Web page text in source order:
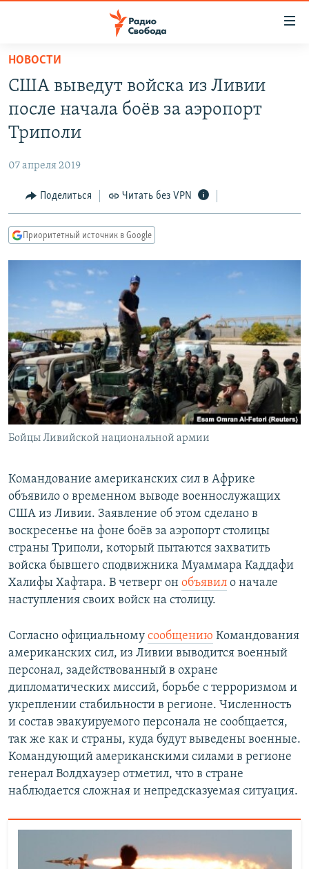
упрощенного
доступа
основному
Вернутся
Вернутся
АВТОРСКИЕ ПРОЕКТЫ
МНЕНИЯ
КУЛЬТУРА
КАВКАЗ.РЕАЛИИ
СЕВЕР.РЕАЛИИ
СИБИРЬ.РЕАЛИИ
РАСПИСАНИЕ ВЕЩАНИЯ
ПОДПИШИТЕСЬ НА РАССЫЛКУ
СОЦИАЛЬНЫЕ СЕТИ
Все сайты РСЕ/РС
НОВОСТИ
США выведут войска из Ливии
после начала боёв за аэропорт
Триполи
07 апреля 2019
Поделиться Читать без VPN
Приоритетный источник в Google
Бойцы Ливийской национальной армии
Командование американских сил в Африке
объявило о временном выводе военнослужащих
США из Ливии. Заявление об этом сделано в
воскресенье на фоне боёв за аэропорт столицы
страны Триполи, который пытаются захватить
войска бывшего сподвижника Муаммара Каддафи
Халифы Хафтара. В четверг он объявил о начале
наступления своих войск на столицу.
Согласно официальному сообщению Командования
американских сил, из Ливии выводится военный
персонал, задействованный в охране
дипломатических миссий, борьбе с терроризмом и
укреплении стабильности в регионе. Численность
и состав эвакуируемого персонала не сообщается,
так же как и страны, куда будут выведены военные.
Командующий американскими силами в регионе
генерал Волдхаузер отметил, что в стране
наблюдается сложная и непредсказуемая ситуация.